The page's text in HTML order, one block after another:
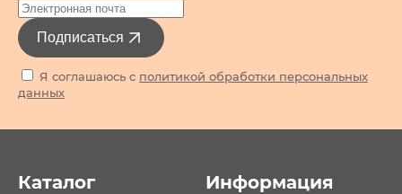
Подписаться
Я соглашаюсь с политикой обработки персональных
данных
Каталог Информация